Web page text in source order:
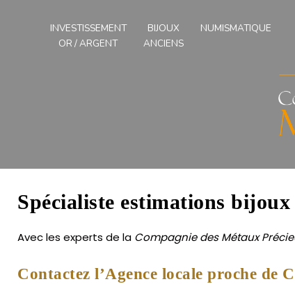
INVESTISSEMENT
OR / ARGENT
BIJOUX
ANCIENS
NUMISMATIQUE
Spécialiste estimations
Avec les experts de la Compagnie des Métaux
Contactez l’Agence locale proche de